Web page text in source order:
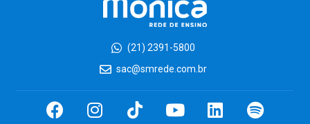
(21) 2391-5800
sac@smrede.com.br